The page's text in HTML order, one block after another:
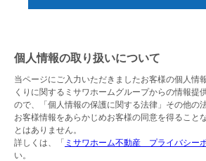
個人情報の取り扱いについて
当ページにご入力いただきましたお客様の個人情
くりに関するミサワホームグループからの情報提
ので、「個人情報の保護に関する法律」その他の
お客様情報をあらかじめお客様の同意を得ること
とはありません。
詳しくは、「 ミサワホーム不動産 プライバシー
い。